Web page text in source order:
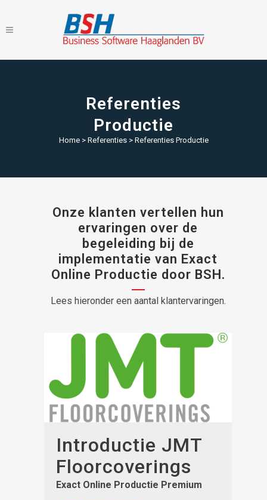
Referenties
Productie
Home> Referenties> Referenties Productie
Onze klanten vertellen hun
ervaringen over de
begeleiding bij de
implementatie van Exact
Online Productie door BSH.
Lees hieronder een aantal klantervaringen.
Introductie JMT
Floorcoverings
Exact Online Productie Premium